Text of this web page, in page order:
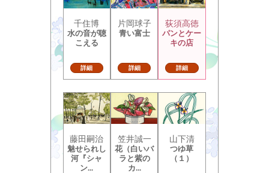
千住博
水の音が聴
こえる
詳細
片岡球子
青い富士
詳細
荻須高徳
パンとケー
キの店
詳細
藤田嗣治
魅せられし
河『シャ
ン...
笠井誠一
花（白いバ
ラと紫の
カ...
山下清
つゆ草
（１）